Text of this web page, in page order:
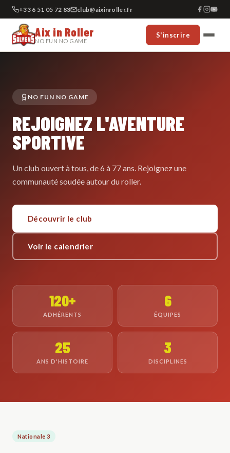
+33 6 51 05 72 83 club@aixinroller.fr
Aix in Roller
NO FUN NO GAME
S'inscrire
NO FUN NO GAME
REJOIGNEZ L'AVENTURE
SPORTIVE
Un club ouvert à tous, de 6 à 77 ans. Rejoignez une
communauté soudée autour du roller.
Découvrir le club
Voir le calendrier
120+
ADHÉRENTS
6
ÉQUIPES
25
ANS D'HISTOIRE
3
DISCIPLINES
Nationale 3